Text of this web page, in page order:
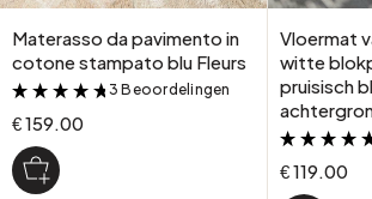
Materasso da pavimento in
cotone stampato blu Fleurs
&
3 Beoordelingen
€ 159.00
Vloermat
witte
pruisisch
€ 119.00